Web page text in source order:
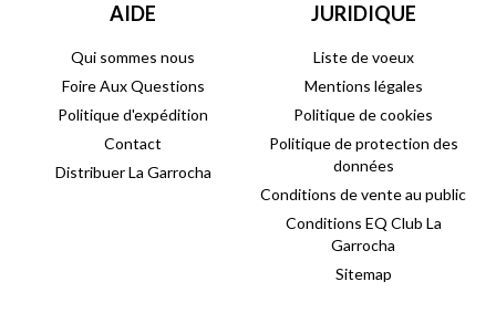
AIDE
Qui sommes nous
Foire Aux Questions
Politique d'expédition
Contact
Distribuer La Garrocha
JURIDIQUE
Liste de voeux
Mentions légales
Politique de cookies
Politique de protection des
données
Conditions de vente au public
Conditions EQ Club La
Garrocha
Sitemap